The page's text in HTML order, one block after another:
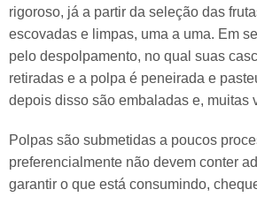
rigoroso, já a partir da seleção das
escovadas e limpas, uma a uma. Em
pelo despolpamento, no qual suas
retiradas e a polpa é peneirada e
depois disso são embaladas e, muitas
Polpas são submetidas a poucos
preferencialmente não devem conter
garantir o que está consumindo,